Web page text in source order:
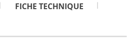
FICHE TECHNIQUE